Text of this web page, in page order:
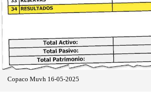
Copaco Muvh 16-05-2025